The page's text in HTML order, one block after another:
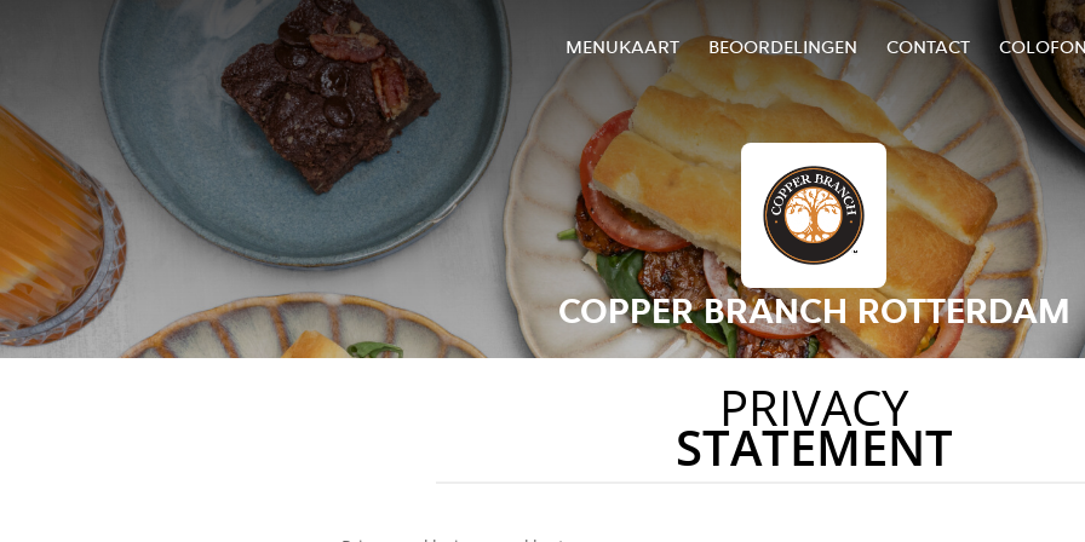
MENUKAART BEOORDELINGEN CONTACT
COPPER BRANCH ROTTERDAM
PRIVACY
STATEMENT